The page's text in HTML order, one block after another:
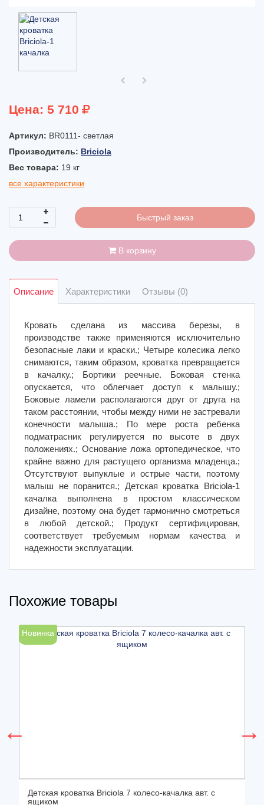
Цена: 5 710
Артикул: BR0111- светлая
Производитель: Briciola
Вес товара: 19 кг
все характеристики
Быстрый заказ
В корзину
Описание Характеристики Отзывы (0)
Кровать сделана из массива березы, в
производстве также применяются исключительно
безопасные лаки и краски.; Четыре колесика легко
снимаются, таким образом, кроватка превращается
в качалку.; Бортики реечные. Боковая стенка
опускается, что облегчает доступ к малышу.;
Боковые ламели располагаются друг от друга на
таком расстоянии, чтобы между ними не застревали
конечности малыша.; По мере роста ребенка
подматрасник регулируется по высоте в двух
положениях.; Основание ложа ортопедическое, что
крайне важно для растущего организма младенца.;
Отсутствуют выпуклые и острые части, поэтому
малыш не поранится.; Детская кроватка Briciola-1
качалка выполнена в простом классическом
дизайне, поэтому она будет гармонично смотреться
в любой детской.; Продукт сертифицирован,
соответствует требуемым нормам качества и
надежности эксплуатации.
Похожие товары
Новинка
Детская кроватка Briciola 7 колесо-качалка авт. с
ящиком